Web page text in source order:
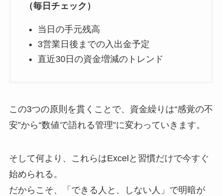
（毎日チェック）
当日の手元残高
3営業日後までの入出金予定
直近30日の資金増減のトレンド
この3つの原則を貫くことで、資金繰りは“感覚の不
安”から“数値で語れる管理”に変わっていきます。
そして何より、これらはExcelと習慣だけで今すぐ
始められる。
だからこそ、「できる人と、しない人」で明暗が